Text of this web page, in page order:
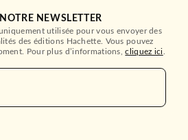
NEWSLETTER
utilisée pour vous envoyer des
des éditions Hachette. Vous pouvez
Pour plus d’informations,cliquez ici